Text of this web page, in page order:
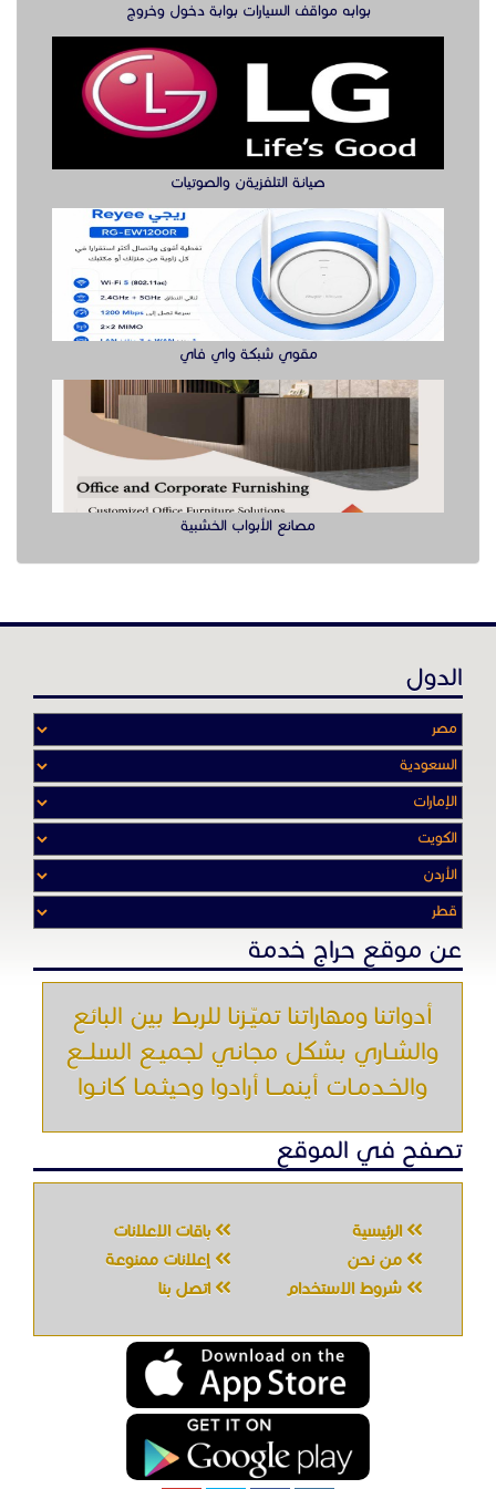
بوابه مواقف السيارات بوابة دخول وخروج
صيانة التلفزيةن والصوتيات
مقوي شبكة واي فاي
مصانع الأبواب الخشبية
الدول
عن موقع حراج خدمة
أدواتنا ومهاراتنا تميّـزنا للربط بين البائع
والشـاري بشكل مجاني لجميـع السلــع
والخـدمـات أينمـــا أرادوا وحيثـمـا كانـوا
تصفح في الموقع
الرئيسية
باقات الإعلانات
من نحن
إعلانات ممنوعة
شروط الاستخدام
اتصل بنا